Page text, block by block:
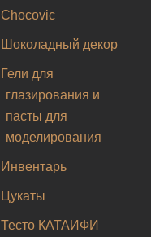
Chocovic
Шоколадный декор
Гели для
глазирования и
пасты для
моделирования
Инвентарь
Цукаты
Тесто КАТАИФИ